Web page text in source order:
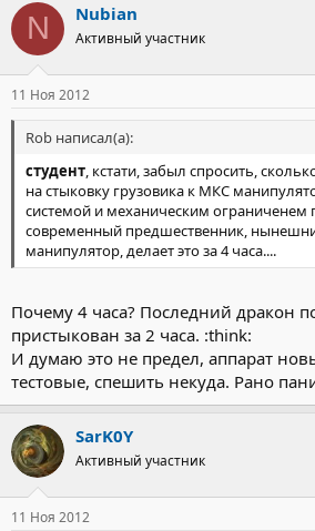
N Nubian
Активный участник
11 Ноя 2012
Rob написал(а):
студент, кстати, забыл спросить,
на стыковку грузовика к МКС
системой и механическим ограниченем
современный предшественник,
манипулятор, делает это за 4 часа....
Почему 4 часа? Последний дракон
пристыкован за 2 часа. :think:
И думаю это не предел, аппарат
тестовые, спешить некуда. Рано
SarK0Y
Активный участник
11 Ноя 2012